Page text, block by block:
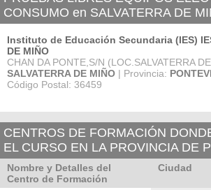
CONSUMO en SALVATERRA DE
Instituto de Educación Secundaria (IES)
DE MIÑO
CHAN DA PONTE,S/N (LOC.SALVATERRA
SALVATERRA DE MIÑO | Provincia:
Código Postal: 36459
CENTROS DE FORMACIÓN
EL CURSO EN LA PROVINCIA DE
Nombre y Detalles del
Centro de Formación
Ciudad